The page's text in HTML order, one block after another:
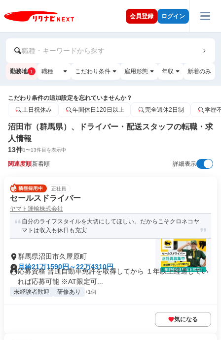
会員登録 ログイン
職種・キーワードから探す
勤務地 1 職種 こだわり条件 雇用形態 年収 新着のみ
こだわり条件の追加設定を忘れていませんか？
土日祝休み
年間休日120日以上 完全週休2日制 学歴
沼田市（群馬県）、ドライバー・配送スタッフの転職・求
人情報
13件1〜13件目を表示中
関連度順新着順 詳細表示
正社員
セールスドライバー
ヤマト運輸株式会社
自分のライフスタイルを大切にしてほしい。だからこそクロネコヤ
マトは収入も休日も充実
群馬県沼田市久屋原町
月給21万1590円～22万4310円
応募資格 普通自動車免許を取得してから １年以上経過してい
れば応募可能 ※AT限定可...
未経験者歓迎 研修あり +1個
気になる